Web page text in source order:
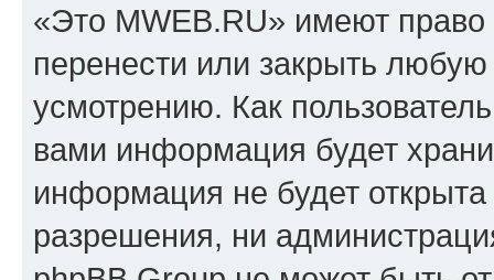
«Это MWEB.RU» имеют право
перенести или закрыть
усмотрению. Как
вами информация будет
информация не будет
разрешения, ни